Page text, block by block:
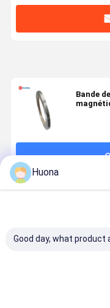
Bande
Huona
Good day, what product